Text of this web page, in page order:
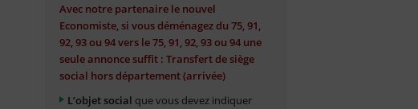
Avec notre partenaire le nouvel
Economiste, si vous déménagez du 75, 91,
92, 93 ou 94 vers le 75, 91, 92, 93 ou 94 une
seule annonce suffit : Transfert de siège
social hors département (arrivée)
L’objet social que vous devez indiquer